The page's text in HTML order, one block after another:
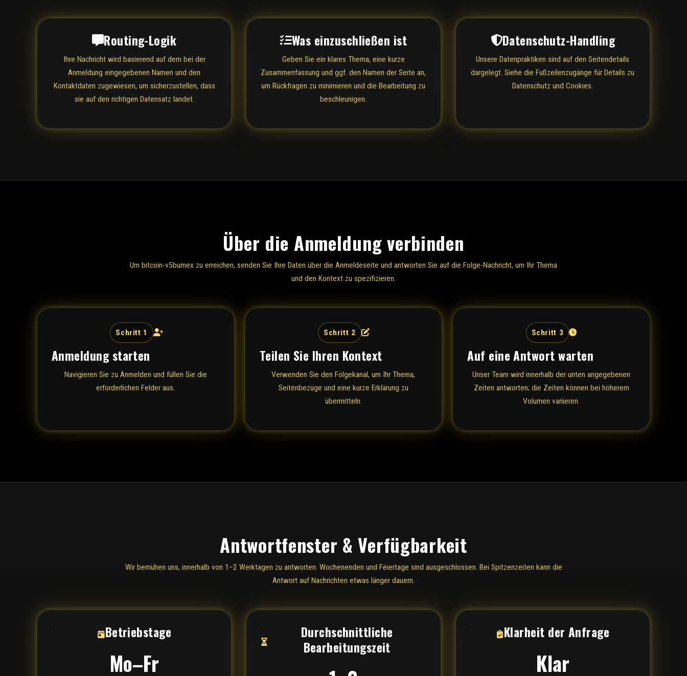
Routing-Logik
Ihre Nachricht wird basierend auf dem bei der
Anmeldung eingegebenen Namen und den
Kontaktdaten zugewiesen, um sicherzustellen, dass
sie auf den richtigen Datensatz landet.
Was einzuschließen ist
Geben Sie ein klares Thema, eine kurze
Zusammenfassung und ggf. den Namen der Seite an,
um Rückfragen zu minimieren und die Bearbeitung zu
beschleunigen.
Datenschutz-Handling
Unsere Datenpraktiken sind auf den Seitendetails
dargelegt. Siehe die Fußzeilenzugänge für Details zu
Datenschutz und Cookies.
Über die Anmeldung verbinden
Um bitcoin-v5bumex zu erreichen, senden Sie Ihre Daten über die Anmeldeseite und antworten Sie auf die Folge-Nachricht, um Ihr Thema
und den Kontext zu spezifizieren.
Schritt 1
Anmeldung starten
Navigieren Sie zu Anmelden und füllen Sie die
erforderlichen Felder aus.
Schritt 2
Teilen Sie Ihren Kontext
Verwenden Sie den Folgekanal, um Ihr Thema,
Seitenbezüge und eine kurze Erklärung zu
übermitteln.
Schritt 3
Auf eine Antwort warten
Unser Team wird innerhalb der unten angegebenen
Zeiten antworten; die Zeiten können bei höherem
Volumen variieren.
Antwortfenster & Verfügbarkeit
Wir bemühen uns, innerhalb von 1–2 Werktagen zu antworten. Wochenenden und Feiertage sind ausgeschlossen. Bei Spitzenzeiten kann die
Antwort auf Nachrichten etwas länger dauern.
Betriebstage
Mo–Fr
Durchschnittliche
Bearbeitungszeit
Klarheit der Anfrage
Klar